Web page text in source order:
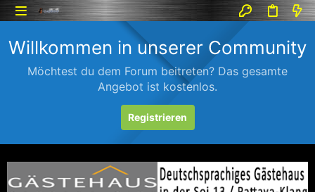
Willkommen in unserer Community
Möchtest du dem Forum beitreten? Das gesamte
Angebot ist kostenlos.
Registrieren